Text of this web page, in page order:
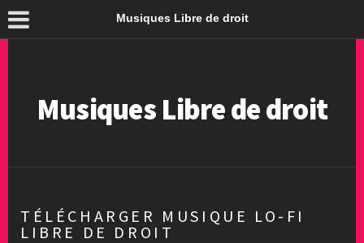
Musiques Libre de droit
Musiques Libre de droit
TÉLÉCHARGER MUSIQUE LO-FI
LIBRE DE DROIT